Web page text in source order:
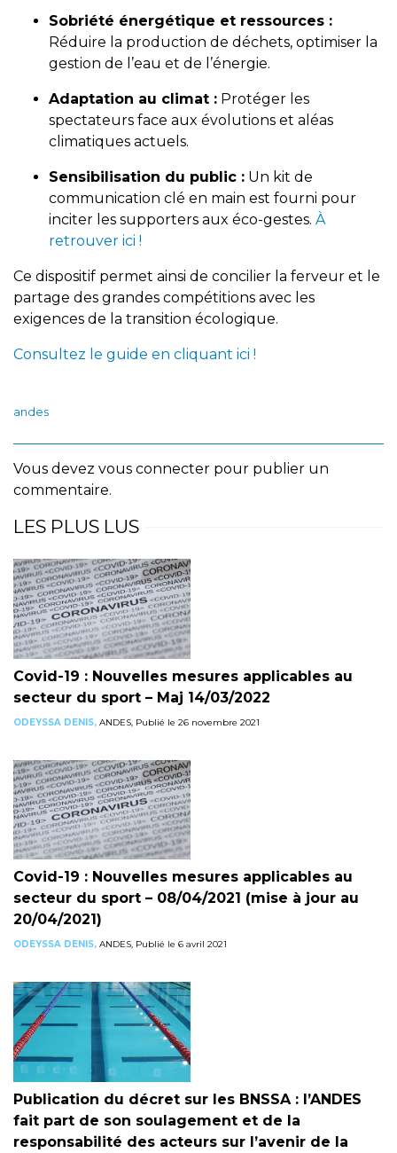
Sobriété énergétique et ressources :
Réduire la production de déchets, optimiser la
gestion de l’eau et de l’énergie.
Adaptation au climat : Protéger les
spectateurs face aux évolutions et aléas
climatiques actuels.
Sensibilisation du public : Un kit de
communication clé en main est fourni pour
inciter les supporters aux éco-gestes. À
retrouver ici !
Ce dispositif permet ainsi de concilier la ferveur et le
partage des grandes compétitions avec les
exigences de la transition écologique.
Consultez le guide en cliquant ici !
andes
Vous devez vous connecter pour publier un
commentaire.
LES PLUS LUS
Covid-19 : Nouvelles mesures applicables au
secteur du sport – Maj 14/03/2022
ODEYSSA DENIS, ANDES, Publié le 26 novembre 2021
Covid-19 : Nouvelles mesures applicables au
secteur du sport – 08/04/2021 (mise à jour au
20/04/2021)
ODEYSSA DENIS, ANDES, Publié le 6 avril 2021
Publication du décret sur les BNSSA : l’ANDES
fait part de son soulagement et de la
responsabilité des acteurs sur l’avenir de la